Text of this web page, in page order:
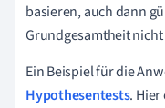
basieren, auch dann
Grundgesamtheit
Ein Beispiel für die
Hypothesentests.